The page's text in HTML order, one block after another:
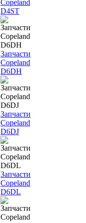
Copeland
D4ST
Запчасти
Copeland
D6DH
Запчасти
Copeland
D6DJ
Запчасти
Copeland
D6DL